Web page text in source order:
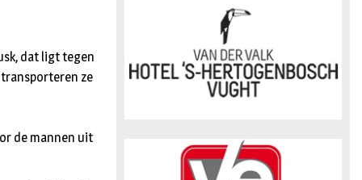
dat ligt tegen
ze
de mannen uit